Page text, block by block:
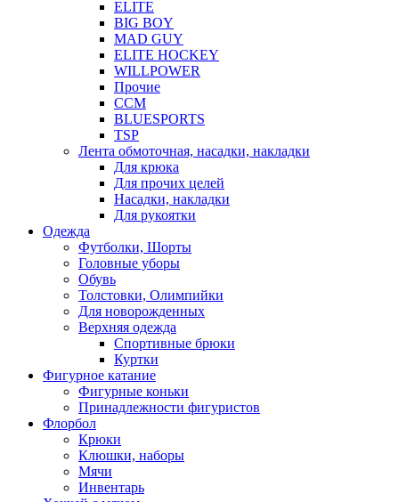
ELITE
BIG BOY
MAD GUY
ELITE HOCKEY
WILLPOWER
Прочие
CCM
BLUESPORTS
TSP
Лента обмоточная, насадки, накладки
Для крюка
Для прочих целей
Насадки, накладки
Для рукоятки
Одежда
Футболки, Шорты
Головные уборы
Обувь
Толстовки, Олимпийки
Для новорожденных
Верхняя одежда
Спортивные брюки
Куртки
Фигурное катание
Фигурные коньки
Принадлежности фигуристов
Флорбол
Крюки
Клюшки, наборы
Мячи
Инвентарь